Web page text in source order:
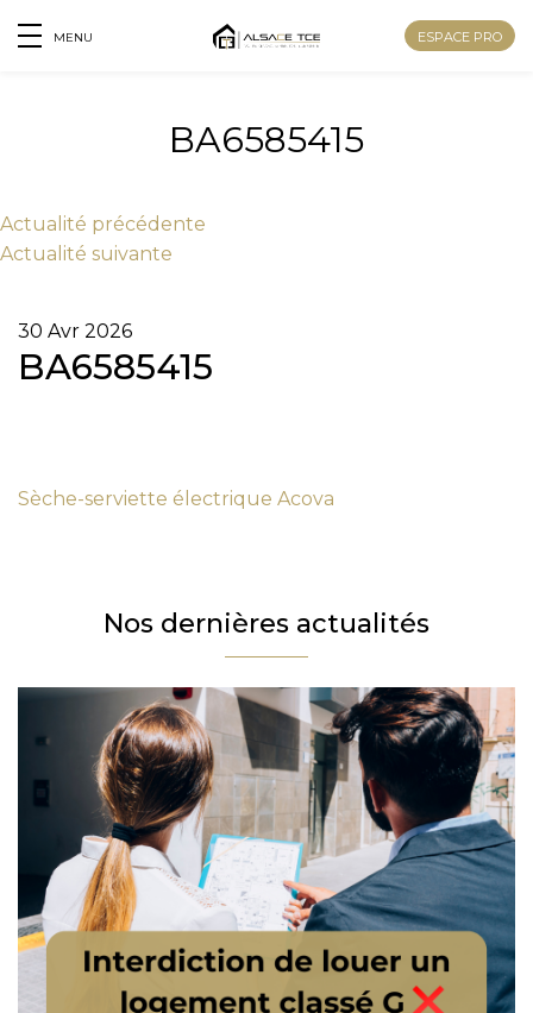
MENU ESPACE PRO
BA6585415
Actualité précédente
Actualité suivante
30 Avr 2026
BA6585415
Sèche-serviette électrique Acova
Nos dernières actualités
En cochant cette case, j’accepte la politique de confidentialité de ce site.
Vérification